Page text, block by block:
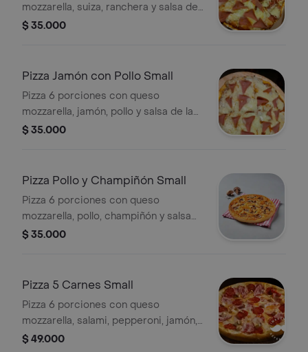
mozzarella, suiza, ranchera y salsa de
la casa.
$ 35.000
Pizza Jamón con Pollo Small
Pizza 6 porciones con queso
mozzarella, jamón, pollo y salsa de la
casa.
$ 35.000
Pizza Pollo y Champiñón Small
Pizza 6 porciones con queso
mozzarella, pollo, champiñón y salsa
de la casa.
$ 35.000
Pizza 5 Carnes Small
Pizza 6 porciones con queso
mozzarella, salami, pepperoni, jamón,
tocineta, pollo, pimentón, cebolla y
$ 49.000